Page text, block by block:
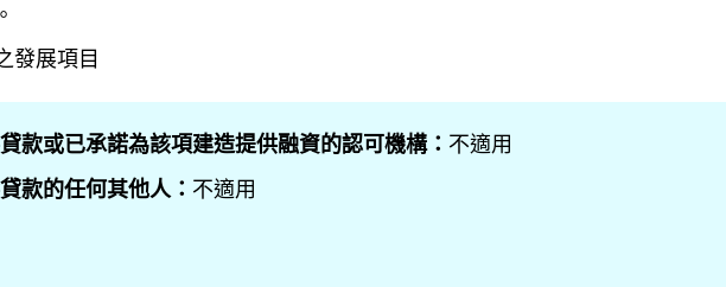
發展項目
款或已承諾為該項建造提供融資的認可機構： 不適用
款的任何其他人： 不適用